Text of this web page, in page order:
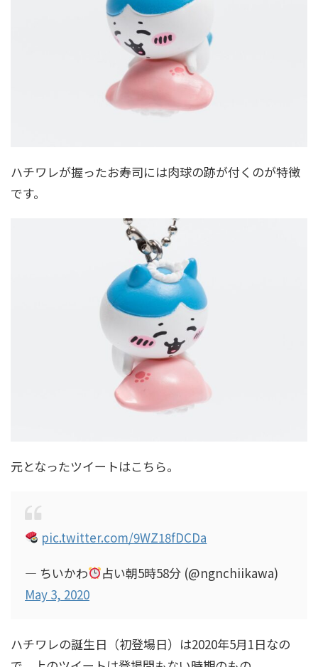
ハチワレが握ったお寿司には肉球の跡が付くのが特徴
です。
元となったツイートはこちら。
pic.twitter.com/9WZ18fDCDa
— ちいかわ
占い朝5時58分 (@ngnchiikawa)
May 3, 2020
ハチワレの誕生日（初登場日）は2020年5月1日なの